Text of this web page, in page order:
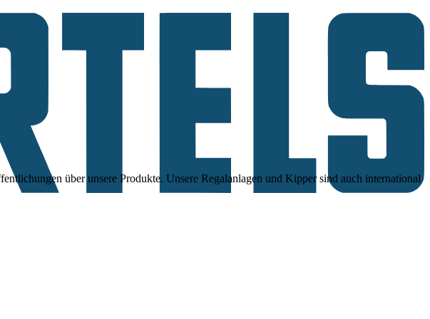
über unsere Produkte. Unsere Regalanlagen und Kipper sind auch international